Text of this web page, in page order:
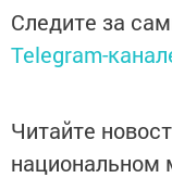
Следите за
Telegram-
Читайте
национальном